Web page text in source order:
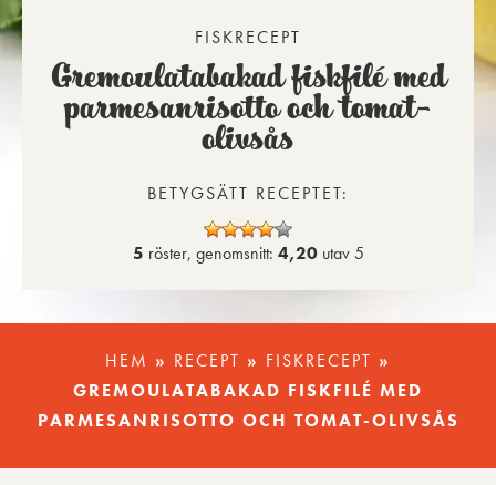
FISKRECEPT
Gremoulatabakad fiskfilé med
parmesanrisotto och tomat-
olivsås
BETYGSÄTT RECEPTET:
5 röster, genomsnitt: 4,20utav 5
HEM » RECEPT » FISKRECEPT »
GREMOULATABAKAD FISKFILÉ MED
PARMESANRISOTTO OCH TOMAT-OLIVSÅS